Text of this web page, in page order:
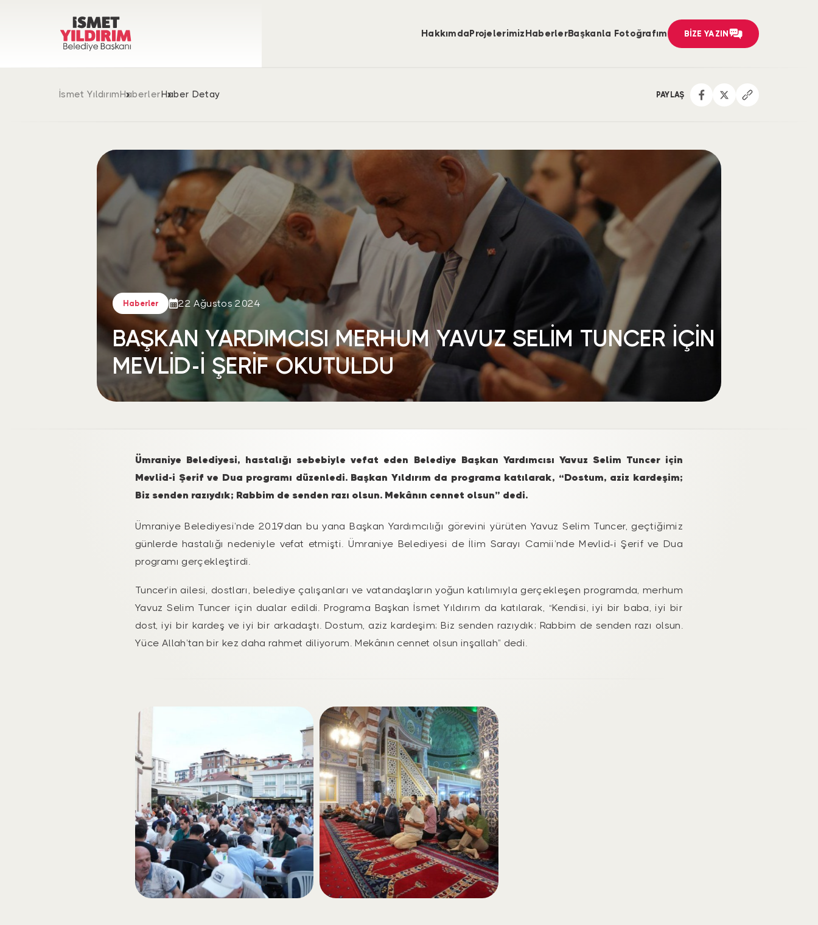
HakkımdaProjelerimizHaberlerBaşkanla Fotoğrafım BİZE YAZIN
İsmet YıldırımHaberlerHaber Detay PAYLAŞ
Haberler 22 Ağustos 2024
BAŞKAN YARDIMCISI MERHUM YAVUZ SELİM TUNCER İÇİN
MEVLİD-İ ŞERİF OKUTULDU
Ümraniye Belediyesi, hastalığı sebebiyle vefat eden Belediye Başkan Yardımcısı Yavuz Selim Tuncer için
Mevlid-i Şerif ve Dua programı düzenledi. Başkan Yıldırım da programa katılarak, “Dostum, aziz kardeşim;
Biz senden razıydık; Rabbim de senden razı olsun. Mekânın cennet olsun” dedi.
Ümraniye Belediyesi’nde 2019’dan bu yana Başkan Yardımcılığı görevini yürüten Yavuz Selim Tuncer, geçtiğimiz
günlerde hastalığı nedeniyle vefat etmişti. Ümraniye Belediyesi de İlim Sarayı Camii’nde Mevlid-i Şerif ve Dua
programı gerçekleştirdi.
Tuncer’in ailesi, dostları, belediye çalışanları ve vatandaşların yoğun katılımıyla gerçekleşen programda, merhum
Yavuz Selim Tuncer için dualar edildi. Programa Başkan İsmet Yıldırım da katılarak, “Kendisi, iyi bir baba, iyi bir
dost, iyi bir kardeş ve iyi bir arkadaştı. Dostum, aziz kardeşim; Biz senden razıydık; Rabbim de senden razı olsun.
Yüce Allah’tan bir kez daha rahmet diliyorum. Mekânın cennet olsun inşallah” dedi.